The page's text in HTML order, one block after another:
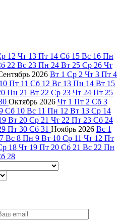
12 Чт 13 Пт 14 Сб 15 Вс 16 Пн
22 Вс 23 Пн 24 Вт 25 Ср 26 Чт
2026 Вт 1 Ср 2 Чт 3 Пт 4
10 Пт 11 Сб 12 Вс 13 Пн 14 Вт 15
Пн 21 Вт 22 Ср 23 Чт 24 Пт 25
Октябрь 2026 Чт 1 Пт 2 Сб 3
Сб 10 Вс 11 Пн 12 Вт 13 Ср 14
Вт 20 Ср 21 Чт 22 Пт 23 Сб 24
Пт 30 Сб 31 Ноябрь 2026 Вс 1
7 Вс 8 Пн 9 Вт 10 Ср 11 Чт 12 Пт
18 Чт 19 Пт 20 Сб 21 Вс 22 Пн
28